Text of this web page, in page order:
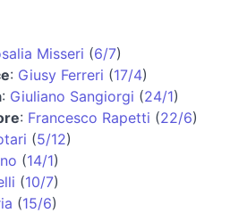
Misseri (6/7)
: Giusy Ferreri (17/4)
: Giuliano Sangiorgi (24/1)
: Francesco Rapetti (22/6)
(5/12)
(14/1)
(10/7)
(15/6)